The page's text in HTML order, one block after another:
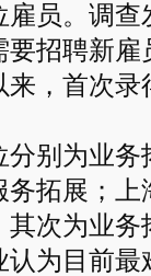
员。调
要招聘新
，首次录
别为业务
拓展；
次为业
为目前最